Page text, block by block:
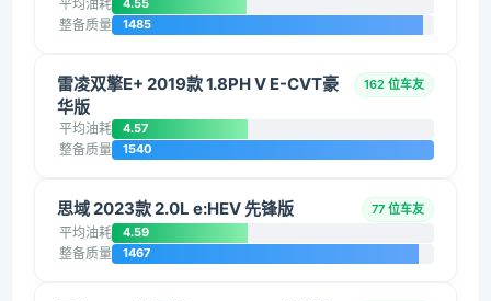
平均油耗 4.55
整备质量 1485
雷凌双擎E+ 2019款 1.8PH V E-CVT豪
华版
162 位车友
平均油耗 4.57
整备质量 1540
思域 2023款 2.0L e:HEV 先锋版 77 位车友
平均油耗 4.59
整备质量 1467